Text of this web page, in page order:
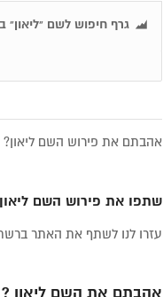
גרף חיפוש לשם "ליאון"
אהבתם את פירוש השם ליאון?
שתפו את פירוש השם ליאון
עזרו לנו לשתף את האתר
אהבתם את השם ליאון